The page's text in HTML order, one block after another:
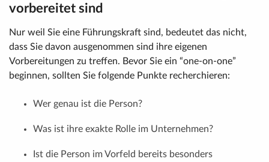
vorbereitet sind
Nur weil Sie eine Führungskraft sind, bedeutet das nicht,
dass Sie davon ausgenommen sind ihre eigenen
Vorbereitungen zu treffen. Bevor Sie ein “one-on-one”
beginnen, sollten Sie folgende Punkte recherchieren:
Wer genau ist die Person?
Was ist ihre exakte Rolle im Unternehmen?
Ist die Person im Vorfeld bereits besonders